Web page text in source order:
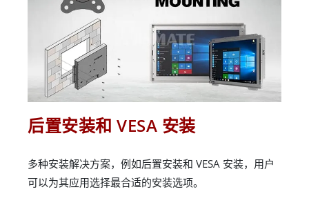
后置安装和 VESA 安装
多种安装解决方案，例如后置安装和 VESA 安装，用户
可以为其应用选择最合适的安装选项。